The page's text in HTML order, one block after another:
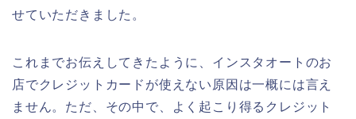
せていただきました。
これまでお伝えしてきたように、インスタオートのお
店でクレジットカードが使えない原因は一概には言え
ません。ただ、その中で、よく起こり得るクレジット